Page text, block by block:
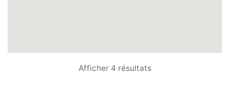
Afficher 4 résultats